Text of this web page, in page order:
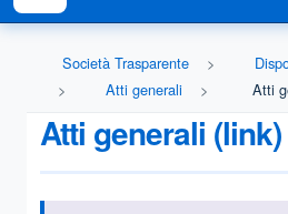
Società Trasparente
Atti generali
Atti
Atti generali (link)